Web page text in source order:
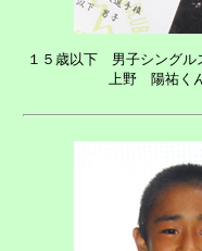
１５歳以下 男子シング
上野 陽祐くん